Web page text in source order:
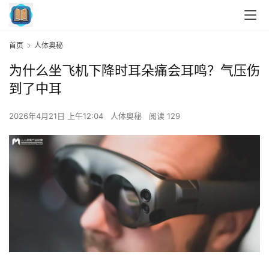
首页 人体奥秘
为什么坐飞机下降时耳朵痛会耳鸣？气压伤
到了中耳
2026年4月21日 上午12:04 人体奥秘 阅读 129